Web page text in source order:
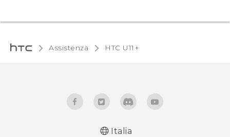
Assistenza HTC U11+‎
Italia